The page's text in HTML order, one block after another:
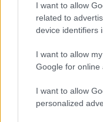
I want to allow
related to
device identifiers
I want to allow
Google for online
I want to allow
personalized
hőmérséklete.
egyforma.
éttermekben sem
Címlapfotó: